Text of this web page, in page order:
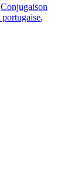
Conjugaison
,